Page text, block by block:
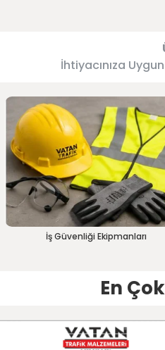
İhtiyacınıza
İş Güvenliği Ekipmanları
En